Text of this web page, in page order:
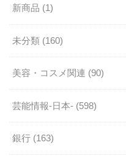
新商品 (1)
未分類 (160)
美容・コスメ関連 (90)
芸能情報-日本- (598)
銀行 (163)